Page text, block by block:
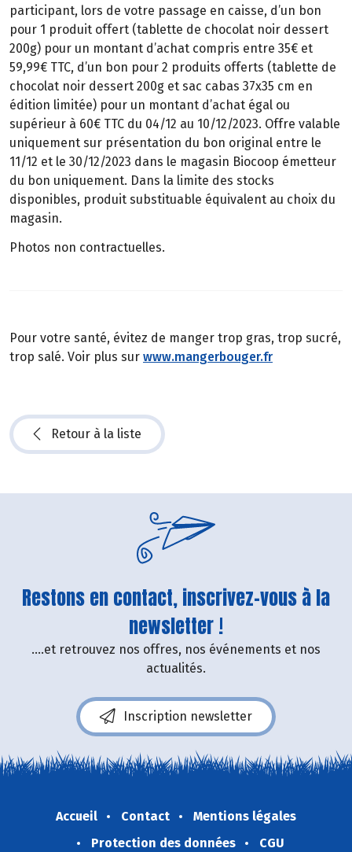
participant, lors de votre passage en caisse, d’un bon
pour 1 produit offert (tablette de chocolat noir dessert
200g) pour un montant d’achat compris entre 35€ et
59,99€ TTC, d’un bon pour 2 produits offerts (tablette de
chocolat noir dessert 200g et sac cabas 37x35 cm en
édition limitée) pour un montant d’achat égal ou
supérieur à 60€ TTC du 04/12 au 10/12/2023. Offre valable
uniquement sur présentation du bon original entre le
11/12 et le 30/12/2023 dans le magasin Biocoop émetteur
du bon uniquement. Dans la limite des stocks
disponibles, produit substituable équivalent au choix du
magasin.
Photos non contractuelles.
Pour votre santé, évitez de manger trop gras, trop sucré,
trop salé. Voir plus sur www.mangerbouger.fr
Retour à la liste
Restons en contact, inscrivez-vous à la
newsletter !
....et retrouvez nos offres, nos événements et nos
actualités.
Inscription newsletter
Accueil Contact
Mentions légales
Protection des données
CGU